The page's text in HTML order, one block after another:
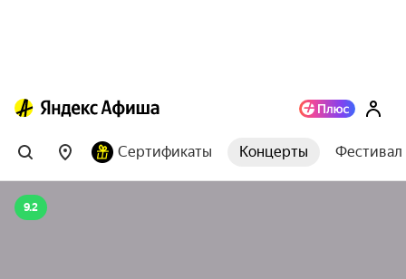
Сертификаты Концерты
9.2